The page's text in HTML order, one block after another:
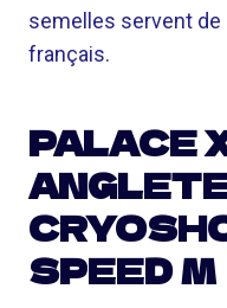
semelles servent
français.
PALACE
SPEED ​​M